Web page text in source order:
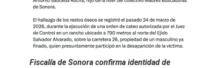
Fiscalía de Sonora confirma identidad de